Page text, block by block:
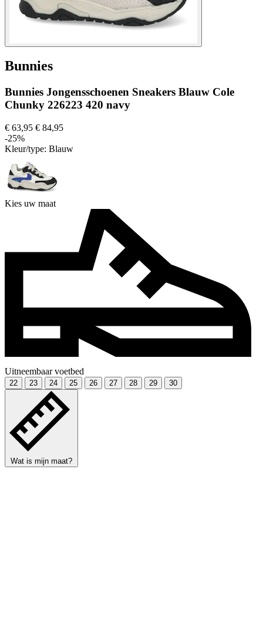
Bunnies
Bunnies Jongensschoenen Sneakers Blauw Cole
Chunky 226223 420 navy
€ 63,95 € 84,95
-25%
Kleur/type: Blauw
Kies uw maat
Uitneembaar voetbed
22 23 24 25 26 27 28 29 30
Wat is mijn maat?